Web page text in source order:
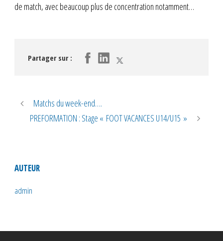
de match, avec beaucoup plus de concentration notamment…
Partager sur :
Matchs du week-end….
PREFORMATION : Stage « FOOT VACANCES U14/U15 »
AUTEUR
admin